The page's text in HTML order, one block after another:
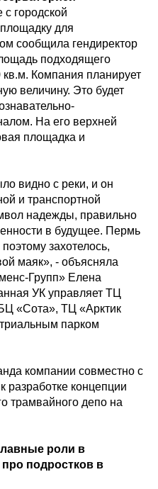
городской
для
сообщила гендиректор
подходящего
кв.м. Компания планирует
величину. Это будет
На его верхней
площадка и
видно с реки, и он
и транспортной
надежды, правильно
в будущее. Пермь
захотелось,
маяк», - объясняла
Групп» Елена
УК управляет ТЦ
«Сота», ТЦ «Арктик
парком
компании совместно с
концепции
трамвайного депо на
роли в
подростков в